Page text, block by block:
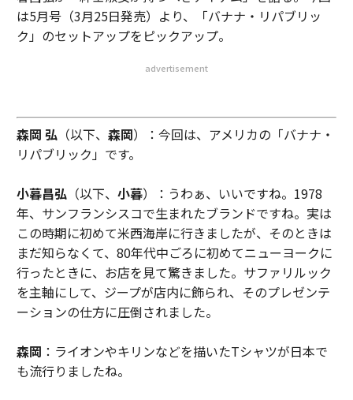
は5月号（3月25日発売）より、「バナナ・リパブリッ
ク」のセットアップをピックアップ。
advertisement
森岡 弘（以下、 森岡）：今回は、アメリカの「バナナ・
リパブリック」です。
小暮昌弘（以下、 小暮）：うわぁ、いいですね。1978
年、サンフランシスコで生まれたブランドですね。実は
この時期に初めて米西海岸に行きましたが、そのときは
まだ知らなくて、80年代中ごろに初めてニューヨークに
行ったときに、お店を見て驚きました。サファリルック
を主軸にして、ジープが店内に飾られ、そのプレゼンテ
ーションの仕方に圧倒されました。
森岡 ：ライオンやキリンなどを描いたTシャツが日本で
も流行りましたね。